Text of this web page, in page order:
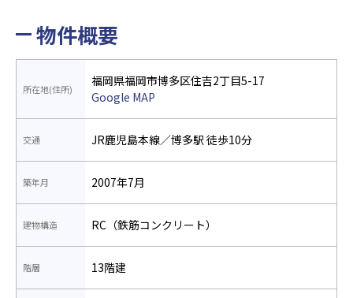
物件概要
所在地(住所)
福岡県福岡市博多区住吉2丁目5-17
Google MAP
交通 JR鹿児島本線／博多駅 徒歩10分
築年月 2007年7月
建物構造 RC（鉄筋コンクリート）
階層 13階建